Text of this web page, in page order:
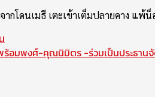
กโดนเมธี เตะเข้าเต็มปลายคาง แพ้
ร้อมพงศ์-คุณนิมิตร -ร่วมเป็นประธาน